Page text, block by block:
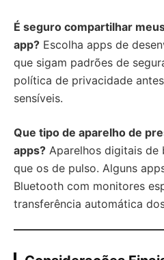
É seguro compartilhar
app? Escolha apps de
que sigam padrões de
política de privacidade
sensíveis.
Que tipo de aparelho de
apps? Aparelhos digitais de
que os de pulso. Alguns
Bluetooth com monitores
transferência automática